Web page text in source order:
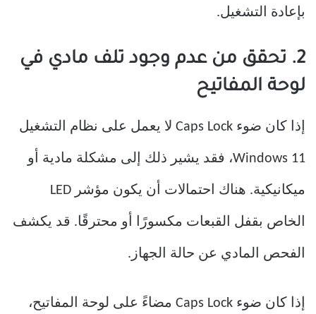
بإعادة التشغيل.
2. تحقق من عدم وجود تلف مادي في
لوحة المفاتيح
إذا كان ضوء Caps Lock لا يعمل على نظام التشغيل
Windows 11، فقد يشير ذلك إلى مشكلة مادية أو
ميكانيكية. هناك احتمالات أن يكون مؤشر LED
الخاص بقفل القبعات مكسورًا أو محترقًا. قد يكشف
الفحص المادي عن حالة الجهاز.
إذا كان ضوء Caps Lock مضاءً على لوحة المفاتيح،